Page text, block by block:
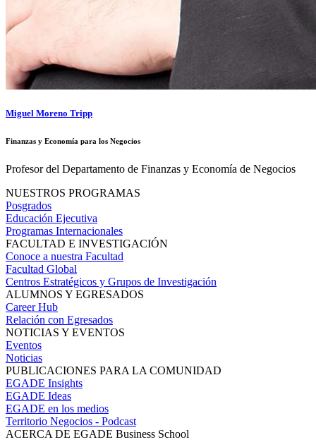
Miguel Moreno Tripp
Finanzas y Economía para los Negocios
Profesor del Departamento de Finanzas y Economía de Negocios
NUESTROS PROGRAMAS
Posgrados
Educación Ejecutiva
Programas Internacionales
FACULTAD E INVESTIGACIÓN
Conoce a nuestra Facultad
Facultad Global
Centros Estratégicos y Grupos de Investigación
ALUMNOS Y EGRESADOS
Career Hub
Relación con Egresados
NOTICIAS Y EVENTOS
Eventos
Noticias
PUBLICACIONES PARA LA COMUNIDAD
EGADE Insights
EGADE Ideas
EGADE en los medios
Territorio Negocios - Podcast
ACERCA DE EGADE Business School